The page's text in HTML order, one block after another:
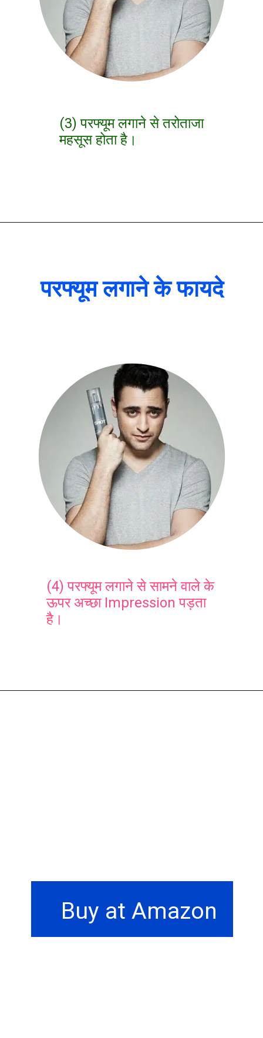
(3) परफ्यूम लगाने से तरोताजा
महसूस होता है।
परफ्यूम लगाने के फायदे
(4) परफ्यूम लगाने से सामने वाले के
ऊपर अच्छा Impression पड़ता
है।
Buy at Amazon